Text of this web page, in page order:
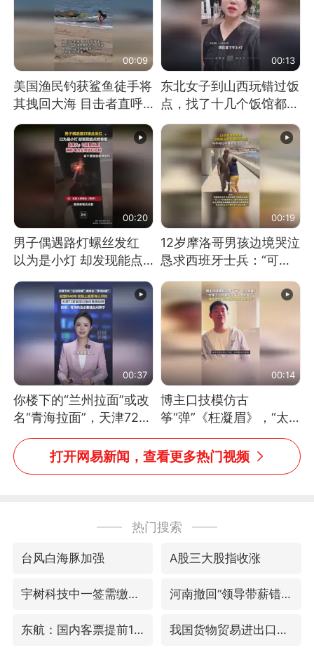
00:09
美国渔民钓获鲨鱼徒手将
其拽回大海 目击者直呼
震惊 （视频来源：参考
消息）
00:13
东北女子到山西玩错过饭
点，找了十几个饭馆都没
开门：午休到几点
00:20
男子偶遇路灯螺丝发红
以为是小灯 却发现能点
燃香烟 当事人：已报警
处理
00:19
12岁摩洛哥男孩边境哭泣
恳求西班牙士兵：“可不
可以不要把我遣返回国”
00:37
你楼下的“兰州拉面”或改
名“青海拉面”，天津72家
面馆已集体更换招牌
00:14
博主口技模仿古
筝“弹”《枉凝眉》，“太
像了～你是吃古筝长大的
吗？”“或将成为首位考级
不带古筝的选手。”（来
打开网易新闻，查看更多热门视频
热门搜索
台风白海豚加强 A股三大股指收涨
宇树科技中一签需缴款7.54万元 河南撤回“领导带薪错峰休假”通知
东航：国内客票提前14天免费退改 我国货物贸易进出口超30万亿元